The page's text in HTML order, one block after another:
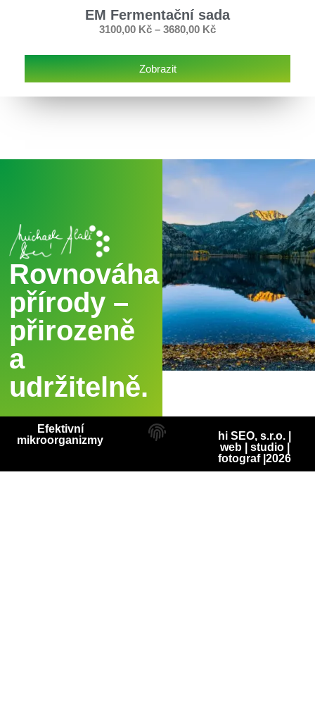
EM Fermentační sada
3100,00 Kč – 3680,00 Kč
Zobrazit
Rovnováha
přírody –
přirozeně
a
udržitelně.
hi SEO, s.r.o. |
web| studio|
fotograf|2026
Efektivní
mikroorganizmy